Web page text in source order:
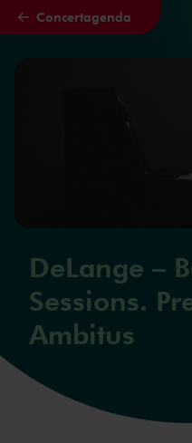
Naar hoofdcontent
Concertagenda
DeLange –
Sessions.
Ambitus